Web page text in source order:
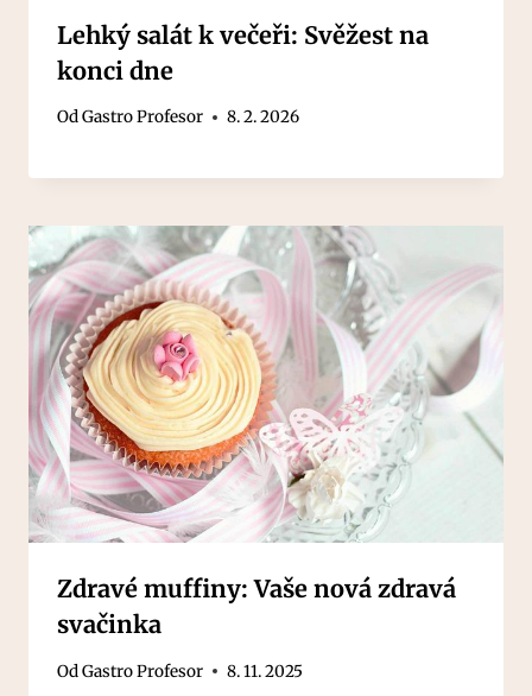
Lehký salát k večeři: Svěžest na
konci dne
OdGastro Profesor 8. 2. 2026
Zdravé muffiny: Vaše nová zdravá
svačinka
OdGastro Profesor 8. 11. 2025